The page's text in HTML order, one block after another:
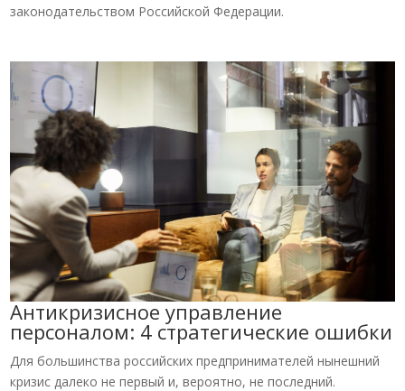
законодательством Российской Федерации.
Антикризисное управление
персоналом: 4 стратегические ошибки
Для большинства российских предпринимателей нынешний
кризис далеко не первый и, вероятно, не последний.